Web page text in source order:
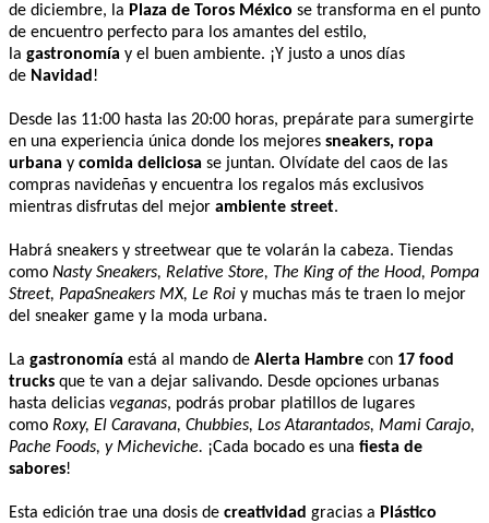
de diciembre, la Plaza de Toros México se transforma en el punto
de encuentro perfecto para los amantes del estilo,
la gastronomía y el buen ambiente. ¡Y justo a unos días
de Navidad !
Desde las 11:00 hasta las 20:00 horas, prepárate para sumergirte
en una experiencia única donde los mejores sneakers, ropa
urbana y comida deliciosa se juntan. Olvídate del caos de las
compras navideñas y encuentra los regalos más exclusivos
mientras disfrutas del mejor ambiente street.
Habrá sneakers y streetwear que te volarán la cabeza. Tiendas
como Nasty Sneakers, Relative Store, The King of the Hood, Pompa
Street, PapaSneakers MX, Le Roi y muchas más te traen lo mejor
del sneaker game y la moda urbana.
La gastronomía está al mando de Alerta Hambre con 17 food
trucks que te van a dejar salivando. Desde opciones urbanas
hasta delicias veganas, podrás probar platillos de lugares
como Roxy, El Caravana, Chubbies, Los Atarantados, Mami Carajo,
Pache Foods, y Micheviche. ¡Cada bocado es una fiesta de
sabores!
Esta edición trae una dosis de creatividad gracias a Plástico